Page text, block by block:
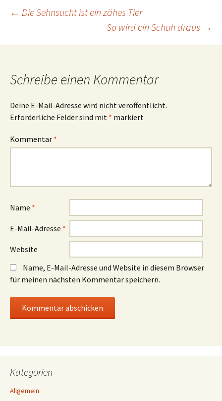
Beitrags-
Navigation
← Die Sehnsucht ist ein zähes Tier
So wird ein Schuh draus →
Schreibe einen Kommentar
Deine E-Mail-Adresse wird nicht veröffentlicht.
Erforderliche Felder sind mit * markiert
Kommentar *
Name *
E-Mail-Adresse *
Website
Name, E-Mail-Adresse und Website in diesem Browser
für meinen nächsten Kommentar speichern.
Kategorien
Allgemein